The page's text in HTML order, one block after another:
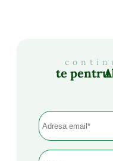
Abonează-